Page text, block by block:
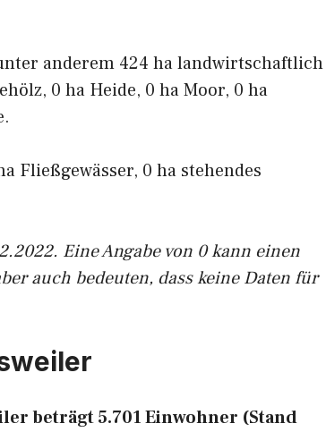
anderem 424 ha landwirtschaftlich
0 ha Heide, 0 ha Moor, 0 ha
Fließgewässer, 0 ha stehendes
Eine Angabe von 0 kann einen
auch bedeuten, dass keine Daten für
beträgt 5.701 Einwohner (Stand